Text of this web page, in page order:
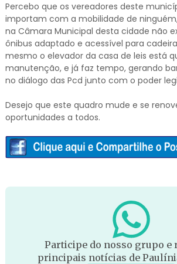
Percebo que os vereadores deste
importam com a mobilidade de
na Câmara Municipal desta cidade não
ônibus adaptado e acessível para
mesmo o elevador da casa de leis está
manutenção, e já faz tempo, gerando
no diálogo das Pcd junto com o poder
Desejo que este quadro mude e se
oportunidades a todos.
Participe do nosso grupo e
principais notícias de